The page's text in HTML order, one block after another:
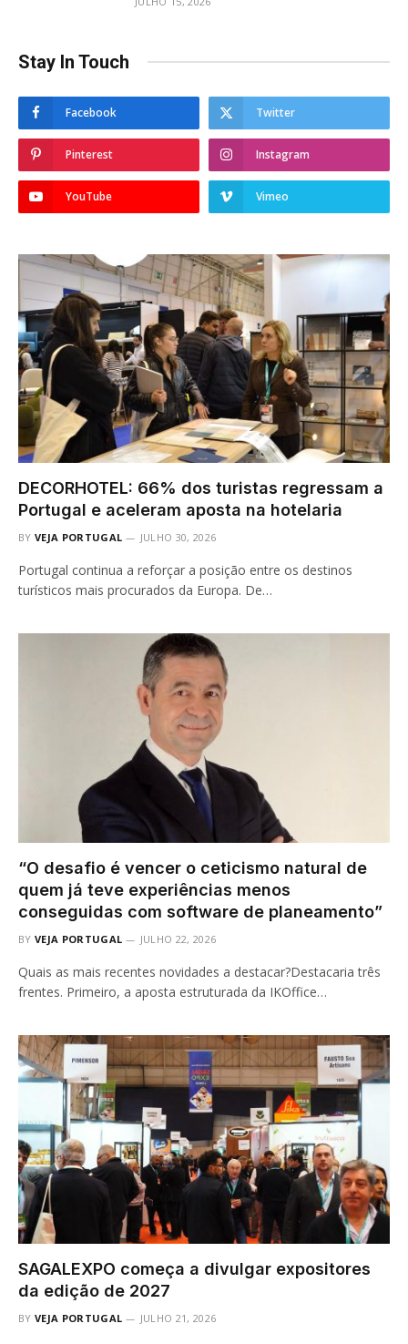
Stay In Touch
Facebook Twitter
Pinterest Instagram
YouTube Vimeo
DECORHOTEL: 66% dos turistas regressam a
Portugal e aceleram aposta na hotelaria
BY VEJA PORTUGAL JULHO 30, 2026
Portugal continua a reforçar a posição entre os destinos
turísticos mais procurados da Europa. De…
“O desafio é vencer o ceticismo natural de
quem já teve experiências menos
conseguidas com software de planeamento”
BY VEJA PORTUGAL JULHO 22, 2026
Quais as mais recentes novidades a destacar?Destacaria três
frentes. Primeiro, a aposta estruturada da IKOffice…
SAGALEXPO começa a divulgar expositores
da edição de 2027
BY VEJA PORTUGAL JULHO 21, 2026